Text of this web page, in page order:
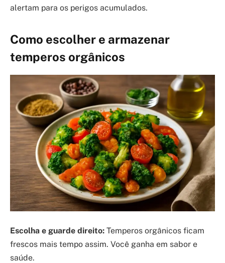
alertam para os perigos acumulados.
Como escolher e armazenar
temperos orgânicos
Escolha e guarde direito: Temperos orgânicos ficam
frescos mais tempo assim. Você ganha em sabor e
saúde.